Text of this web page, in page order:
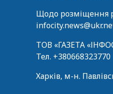
Щодо розміщення
ТОВ «ГАЗЕТА
Тел. +380668323770
Харків, м-н.